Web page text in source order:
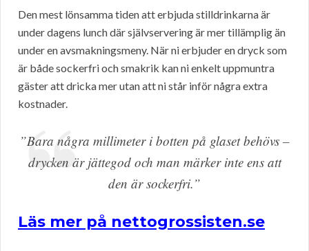
Den mest lönsamma tiden att erbjuda stilldrinkarna är
under dagens lunch där självservering är mer tillämplig än
under en avsmakningsmeny. När ni erbjuder en dryck som
är både sockerfri och smakrik kan ni enkelt uppmuntra
gäster att dricka mer utan att ni står inför några extra
kostnader.
”Bara några millimeter i botten på glaset behövs –
drycken är jättegod och man märker inte ens att
den är sockerfri.”
Läs mer på nettogrossisten.se